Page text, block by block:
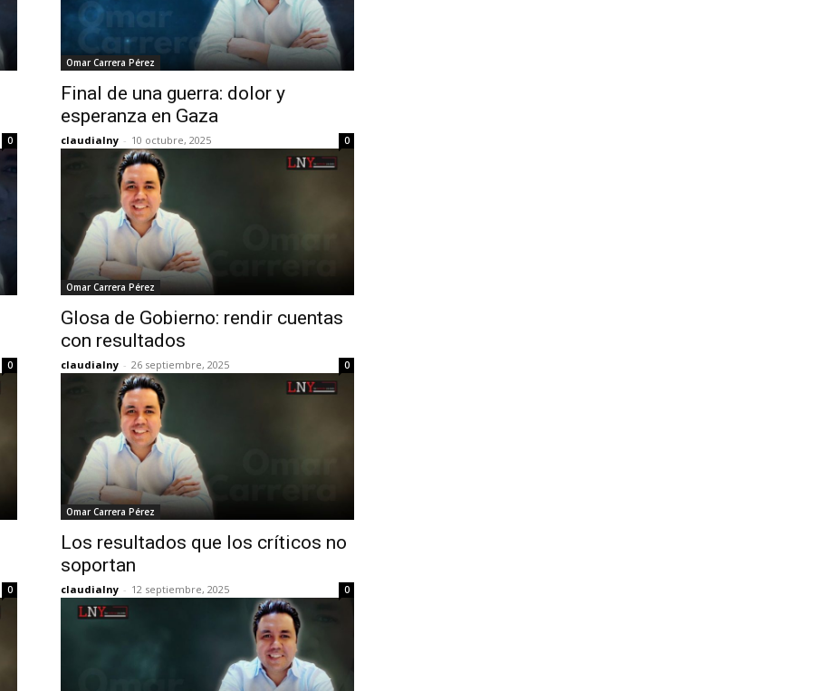
0
Omar Carrera Pérez
Final de una guerra: dolor y
esperanza en Gaza
claudialny - 10 octubre, 2025 0
0
Omar Carrera Pérez
Glosa de Gobierno: rendir cuentas
con resultados
claudialny - 26 septiembre, 2025 0
0
Omar Carrera Pérez
Los resultados que los críticos no
soportan
claudialny - 12 septiembre, 2025 0